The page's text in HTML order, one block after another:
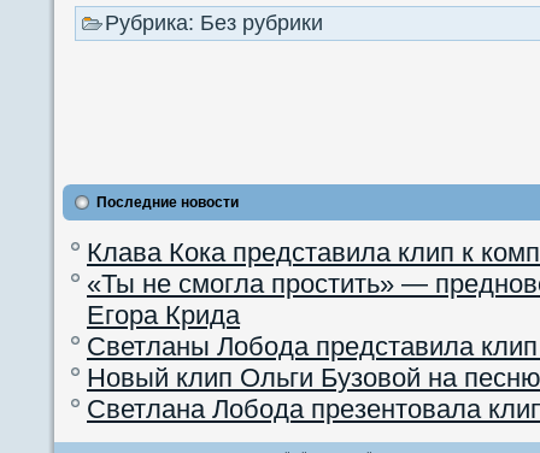
Рубрика: Без рубрики
Последние новости
Клава Кока представила клип к
«Ты не смогла простить» —
Егора Крида
Светланы Лобода представила
Новый клип Ольги Бузовой на
Светлана Лобода презентовала